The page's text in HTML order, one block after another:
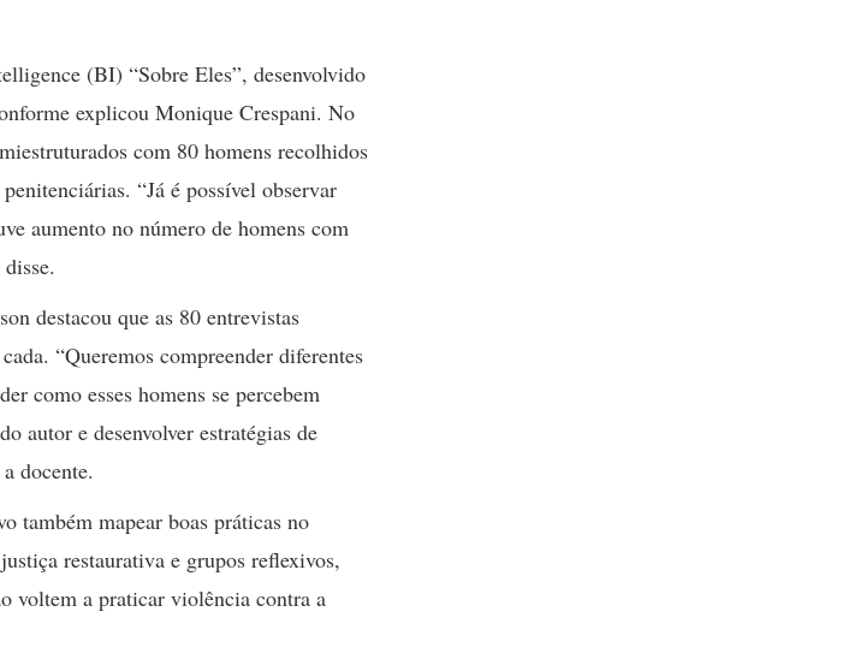
(BI) “Sobre Eles”, desenvolvido
explicou Monique Crespani. No
com 80 homens recolhidos
“Já é possível observar
aumento no número de homens com
destacou que as 80 entrevistas
“Queremos compreender diferentes
como esses homens se percebem
autor e desenvolver estratégias de
docente.
também mapear boas práticas no
restaurativa e grupos reflexivos,
voltem a praticar violência contra a